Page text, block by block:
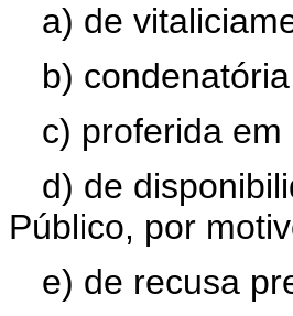
a) de
b)
c) proferida
d) de
Público, por
e) de recusa